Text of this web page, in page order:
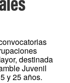
destinada
Juvenil
y 25 años.